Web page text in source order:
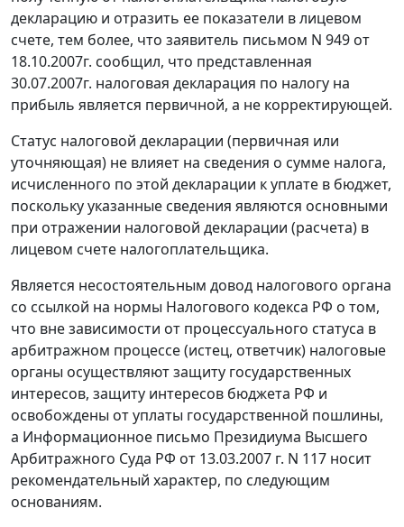
декларацию и отразить ее показатели в лицевом
счете, тем более, что заявитель письмом N 949 от
18.10.2007г. сообщил, что представленная
30.07.2007г. налоговая декларация по налогу на
прибыль является первичной, а не корректирующей.
Статус налоговой декларации (первичная или
уточняющая) не влияет на сведения о сумме налога,
исчисленного по этой декларации к уплате в бюджет,
поскольку указанные сведения являются основными
при отражении налоговой декларации (расчета) в
лицевом счете налогоплательщика.
Является несостоятельным довод налогового органа
со ссылкой на нормы Налогового кодекса РФ о том,
что вне зависимости от процессуального статуса в
арбитражном процессе (истец, ответчик) налоговые
органы осуществляют защиту государственных
интересов, защиту интересов бюджета РФ и
освобождены от уплаты государственной пошлины,
а Информационное письмо Президиума Высшего
Арбитражного Суда РФ от 13.03.2007 г. N 117 носит
рекомендательный характер, по следующим
основаниям.